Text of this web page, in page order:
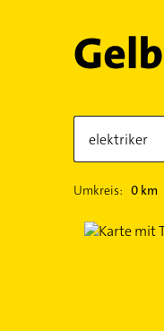
Umkreis: 0km